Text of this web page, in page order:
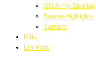
GO Army Spieltag
Saison-Highlights
Turniere
Kids
Der Park